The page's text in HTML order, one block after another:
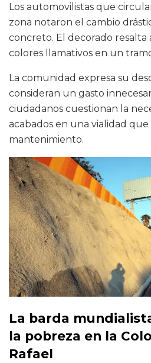
Los automovilistas que
zona notaron el cambio
concreto. El decorado resalta
colores llamativos en un
La comunidad expresa su
consideran un gasto
ciudadanos cuestionan la
acabados en una vialidad
mantenimiento.
La barda
la pobreza en la
Rafael